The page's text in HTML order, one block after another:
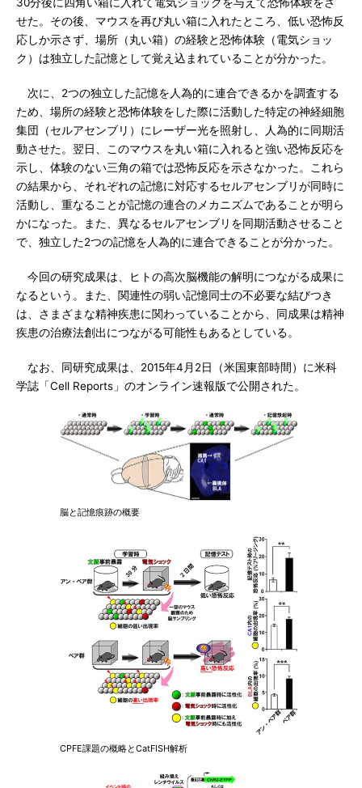
せた。その後、マウスを再び丸い箱に入れたところ、低い恐怖反
応しか示さず、場所（丸い箱）の経験と恐怖体験（電気ショッ
ク）は独立した記憶として覚え込まれていることが分かった。
次に、2つの独立した記憶を人為的に連合できるかを調査する
ため、場所の経験と恐怖体験をした際に活動した特定の神経細胞
集団（セルアセンブリ）にレーザー光を照射し、人為的に同期活
動させた。翌日、このマウスを丸い箱に入れると強い恐怖反応を
示し、体験のない三角の箱では恐怖反応を示さなかった。これら
の結果から、それぞれの記憶に対応するセルアセンブリが同時に
活動し、重なることが記憶の連合のメカニズムであることが明ら
かになった。また、異なるセルアセンブリを同期活動させること
で、独立した2つの記憶を人為的に連合できることが分かった。
今回の研究成果は、ヒトの高次脳機能の解明につながる成果に
なるという。また、関連性の弱い記憶同士の不必要な結びつき
は、さまざまな精神疾患に関わっていることから、同成果は精神
疾患の治療法創出につながる可能性もあるとしている。
なお、同研究成果は、2015年4月2日（米国東部時間）に米科
学誌「Cell Reports」のオンライン速報版で公開された。
脳と記憶痕跡の概要
CPFE課題の概略とCatFISH解析